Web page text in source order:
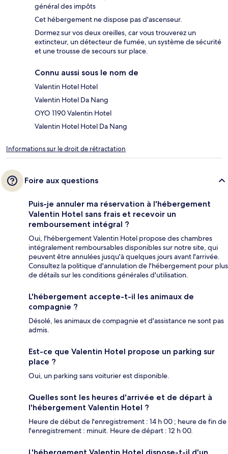
général des impôts
Cet hébergement ne dispose pas d'ascenseur.
Dormez sur vos deux oreilles, car vous trouverez un
extincteur, un détecteur de fumée, un système de sécurité
et une trousse de secours sur place.
Connu aussi sous le nom de
Valentin Hotel Hotel
Valentin Hotel Da Nang
OYO 1190 Valentin Hotel
Valentin Hotel Hotel Da Nang
Informations sur le droit de rétractation
Foire aux questions
Puis-je annuler ma réservation à l'hébergement
Valentin Hotel sans frais et recevoir un
remboursement intégral ?
Oui, l'hébergement Valentin Hotel propose des chambres
intégralement remboursables disponibles sur notre site, qui
peuvent être annulées jusqu'à quelques jours avant l'arrivée.
Consultez la politique d'annulation de l'hébergement pour plus
de détails sur les conditions générales d'utilisation.
L'hébergement accepte-t-il les animaux de
compagnie ?
Désolé, les animaux de compagnie et d'assistance ne sont pas
admis.
Est-ce que Valentin Hotel propose un parking sur
place ?
Oui, un parking sans voiturier est disponible.
Quelles sont les heures d'arrivée et de départ à
l'hébergement Valentin Hotel ?
Heure de début de l'enregistrement : 14 h 00 ; heure de fin de
l'enregistrement : minuit. Heure de départ : 12 h 00.